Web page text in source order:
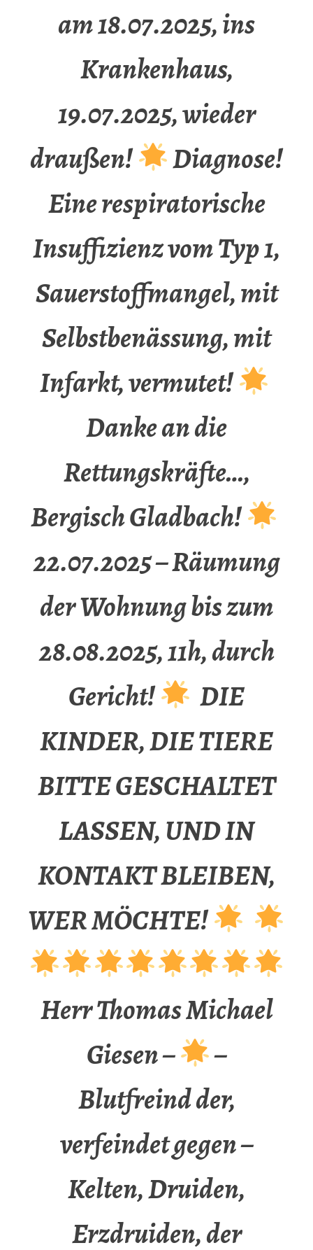
am 18.07.2025, ins
Krankenhaus,
19.07.2025, wieder
draußen!
Diagnose!
Eine respiratorische
Insuffizienz vom Typ 1,
Sauerstoffmangel, mit
Selbstbenässung, mit
Infarkt, vermutet!
Danke an die
Rettungskräfte…,
Bergisch Gladbach!
22.07.2025 – Räumung
der Wohnung bis zum
28.08.2025, 11h, durch
Gericht!
DIE
KINDER, DIE TIERE
BITTE GESCHALTET
LASSEN, UND IN
KONTAKT BLEIBEN,
WER MÖCHTE!
Herr Thomas Michael
Giesen –
–
Blutfreind der,
verfeindet gegen –
Kelten, Druiden,
Erzdruiden, der